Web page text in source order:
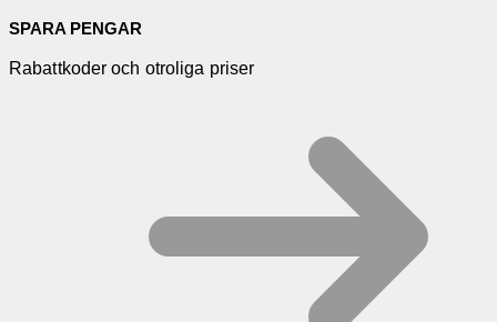
SPARA PENGAR
Rabattkoder och otroliga priser